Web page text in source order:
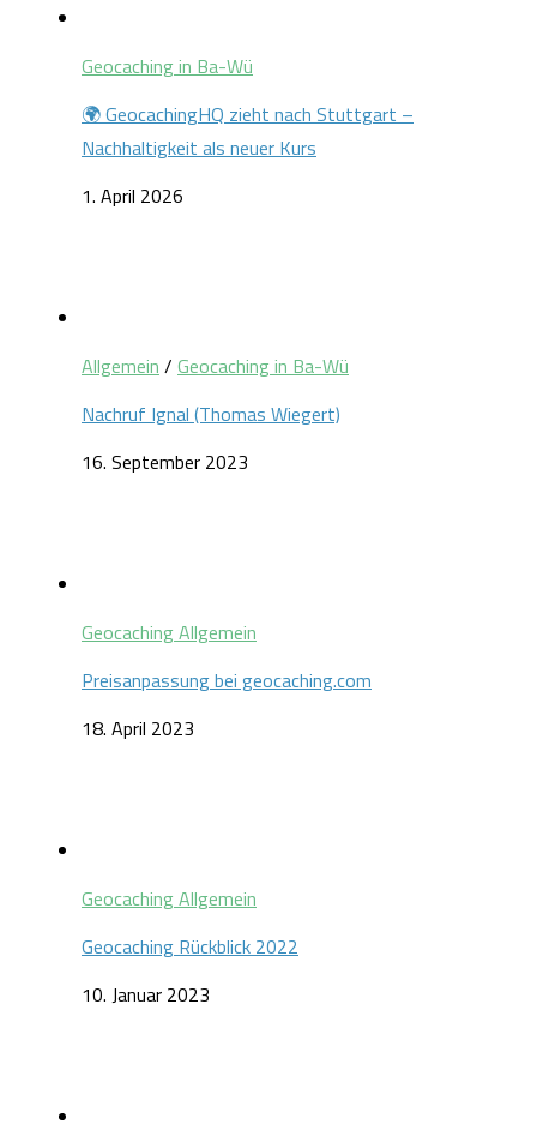
Geocaching in Ba-Wü
🌍 GeocachingHQ zieht nach Stuttgart –
Nachhaltigkeit als neuer Kurs
1. April 2026
Allgemein / Geocaching in Ba-Wü
Nachruf Ignal (Thomas Wiegert)
16. September 2023
Geocaching Allgemein
Preisanpassung bei geocaching.com
18. April 2023
Geocaching Allgemein
Geocaching Rückblick 2022
10. Januar 2023